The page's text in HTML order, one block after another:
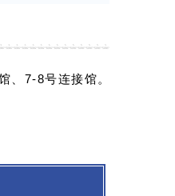
、7-8号连接馆。